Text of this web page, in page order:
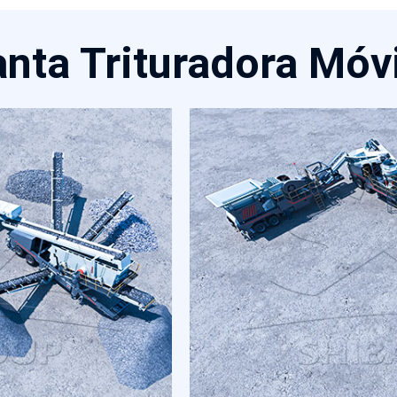
Trituradora